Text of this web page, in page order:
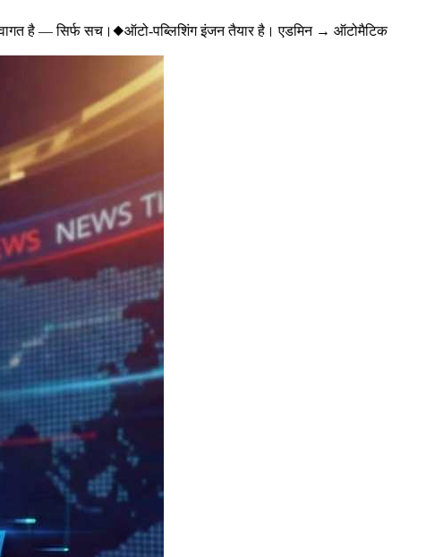
है — सिर्फ सच।◆ ऑटो-पब्लिशिंग इंजन तैयार है। एडमिन → ऑटोमैटिक